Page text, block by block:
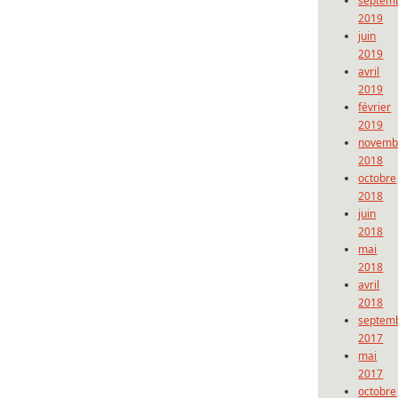
2019
juin
2019
avril
2019
février
2019
2018
octobre
2018
juin
2018
mai
2018
avril
2018
2017
mai
2017
octobre